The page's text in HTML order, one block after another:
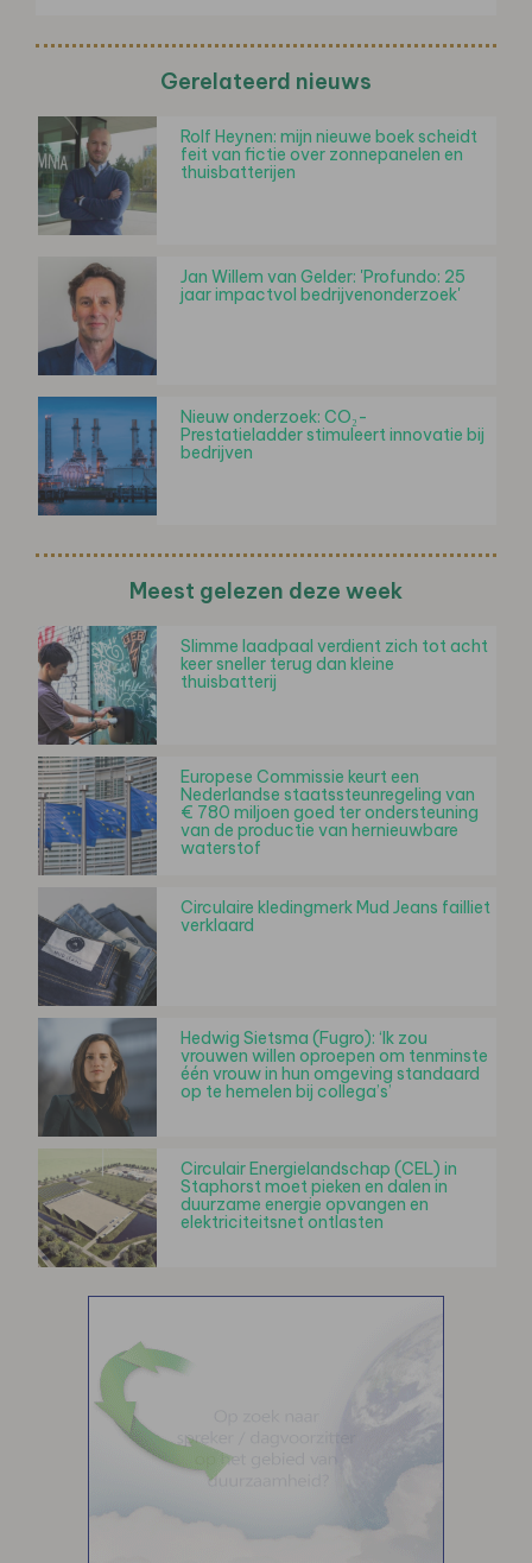
Gerelateerd nieuws
Rolf Heynen: mijn nieuwe boek scheidt
feit van fictie over zonnepanelen en
thuisbatterijen
Jan Willem van Gelder: 'Profundo: 25
jaar impactvol bedrijvenonderzoek'
Nieuw onderzoek: CO₂-
Prestatieladder stimuleert innovatie bij
bedrijven
Meest gelezen deze week
Slimme laadpaal verdient zich tot acht
keer sneller terug dan kleine
thuisbatterij
Europese Commissie keurt een
Nederlandse staatssteunregeling van
€ 780 miljoen goed ter ondersteuning
van de productie van hernieuwbare
waterstof
Circulaire kledingmerk Mud Jeans failliet
verklaard
Hedwig Sietsma (Fugro): ‘Ik zou
vrouwen willen oproepen om tenminste
één vrouw in hun omgeving standaard
op te hemelen bij collega’s’
Circulair Energielandschap (CEL) in
Staphorst moet pieken en dalen in
duurzame energie opvangen en
elektriciteitsnet ontlasten